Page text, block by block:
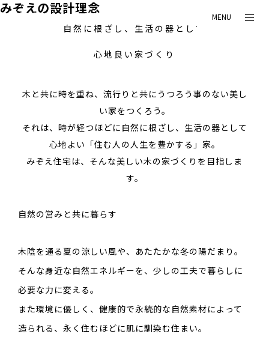
MENU
みぞえの設計理念
自然に根ざし、生活の器として
心地良い家づくり
木と共に時を重ね、流行りと共にうつろう事のない美し
い家をつくろう。
それは、時が経つほどに自然に根ざし、生活の器として
心地よい「住む人の人生を豊かする」家。
みぞえ住宅は、そんな美しい木の家づくりを目指しま
す。
自然の営みと共に暮らす
木陰を通る夏の涼しい風や、あたたかな冬の陽だまり。
そんな身近な自然エネルギーを、少しの工夫で暮らしに
必要な力に変える。
また環境に優しく、健康的で永続的な自然素材によって
造られる、永く住むほどに肌に馴染む住まい。